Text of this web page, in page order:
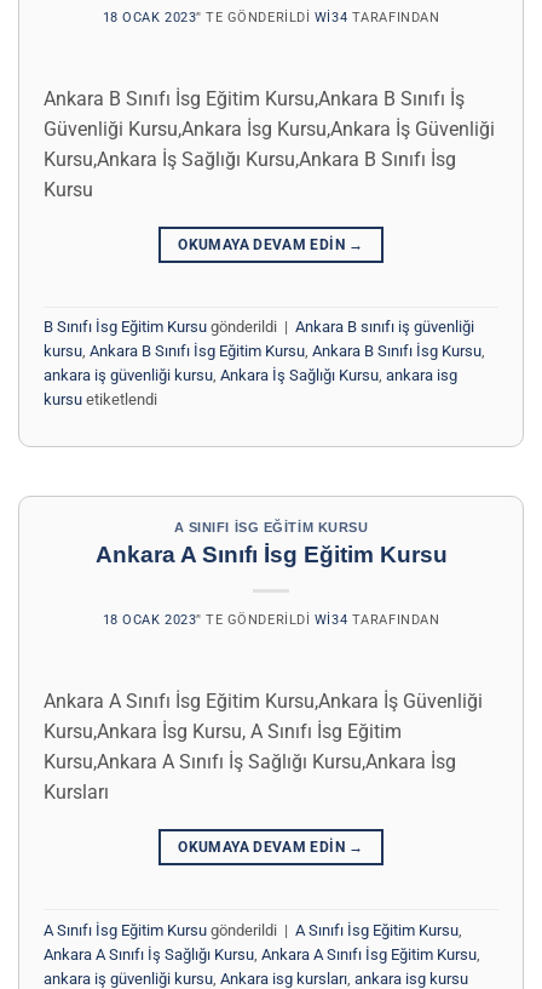
18 OCAK 2023’' TE GÖNDERILDI WI34 TARAFINDAN
Ankara B Sınıfı İsg Eğitim Kursu,Ankara B Sınıfı İş
Güvenliği Kursu,Ankara İsg Kursu,Ankara İş Güvenliği
Kursu,Ankara İş Sağlığı Kursu,Ankara B Sınıfı İsg
Kursu
OKUMAYA DEVAM EDIN →
B Sınıfı İsg Eğitim Kursu gönderildi | Ankara B sınıfı iş güvenliği
kursu Ankara B Sınıfı İsg Eğitim Kursu Ankara B Sınıfı İsg Kursu
ankara iş güvenliği kursu Ankara İş Sağlığı Kursu ankara isg
kursu etiketlendi
A SINIFI İSG EĞITIM KURSU
Ankara A Sınıfı İsg Eğitim Kursu
18 OCAK 2023’' TE GÖNDERILDI WI34 TARAFINDAN
Ankara A Sınıfı İsg Eğitim Kursu,Ankara İş Güvenliği
Kursu,Ankara İsg Kursu, A Sınıfı İsg Eğitim
Kursu,Ankara A Sınıfı İş Sağlığı Kursu,Ankara İsg
Kursları
OKUMAYA DEVAM EDIN →
A Sınıfı İsg Eğitim Kursu gönderildi | A Sınıfı İsg Eğitim Kursu
Ankara A Sınıfı İş Sağlığı Kursu Ankara A Sınıfı İsg Eğitim Kursu
ankara iş güvenliği kursu Ankara isg kursları ankara isg kursu